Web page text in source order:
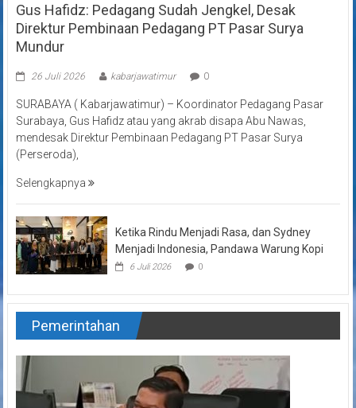
Gus Hafidz: Pedagang Sudah Jengkel, Desak
Direktur Pembinaan Pedagang PT Pasar Surya
Mundur
26 Juli 2026 kabarjawatimur 0
SURABAYA ( Kabarjawatimur) – Koordinator Pedagang Pasar
Surabaya, Gus Hafidz atau yang akrab disapa Abu Nawas,
mendesak Direktur Pembinaan Pedagang PT Pasar Surya
(Perseroda),
Selengkapnya
Ketika Rindu Menjadi Rasa, dan Sydney
Menjadi Indonesia, Pandawa Warung Kopi
6 Juli 2026 0
Pemerintahan